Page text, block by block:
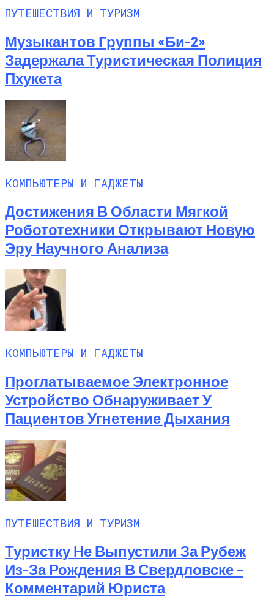
ПУТЕШЕСТВИЯ И ТУРИЗМ
Музыкантов Группы «Би-2»
Задержала Туристическая Полиция
Пхукета
КОМПЬЮТЕРЫ И ГАДЖЕТЫ
Достижения В Области Мягкой
Робототехники Открывают Новую
Эру Научного Анализа
КОМПЬЮТЕРЫ И ГАДЖЕТЫ
Проглатываемое Электронное
Устройство Обнаруживает У
Пациентов Угнетение Дыхания
ПУТЕШЕСТВИЯ И ТУРИЗМ
Туристку Не Выпустили За Рубеж
Из-За Рождения В Свердловске –
Комментарий Юриста